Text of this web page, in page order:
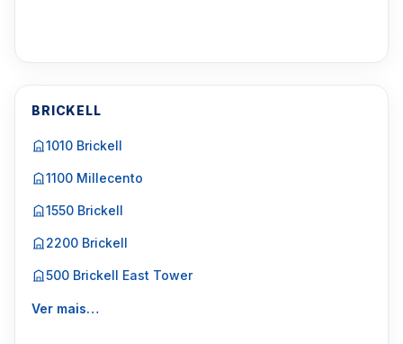
BRICKELL
1010 Brickell
1100 Millecento
1550 Brickell
2200 Brickell
500 Brickell East Tower
Ver mais…